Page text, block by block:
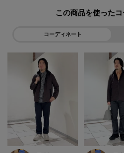
この商品を使った
コーディネート